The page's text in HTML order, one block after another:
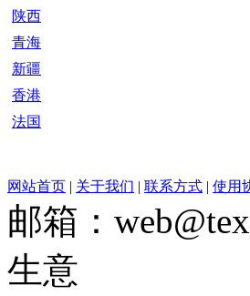
陕西
青海
新疆
香港
法国
网站首页 | 关于我们 | 联系方式 | 使用
邮箱：
生意